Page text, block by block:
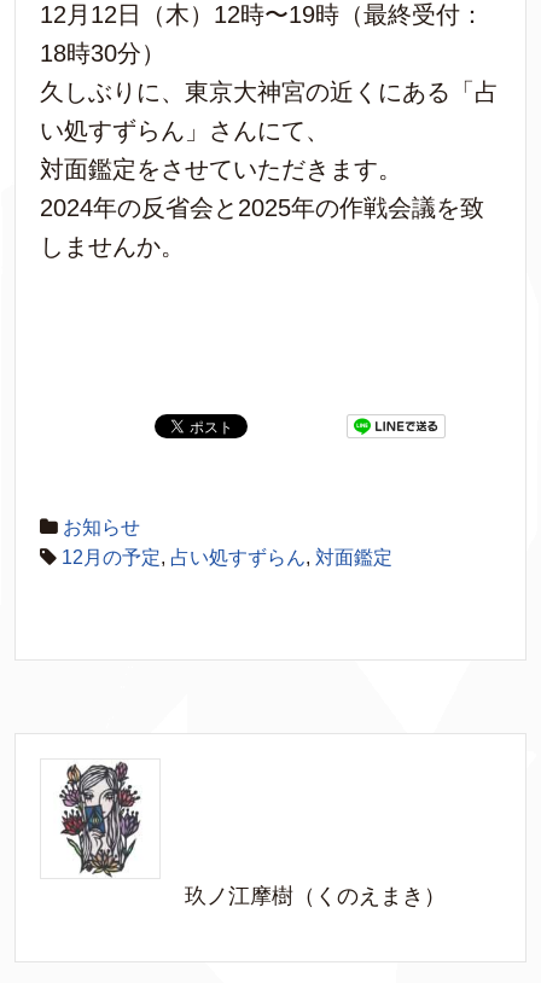
12月12日（木）12時〜19時（最終受付：
18時30分）
久しぶりに、東京大神宮の近くにある「占
い処すずらん」さんにて、
対面鑑定をさせていただきます。
2024年の反省会と2025年の作戦会議を致
しませんか。
お知らせ
12月の予定, 占い処すずらん, 対面鑑定
玖ノ江摩樹（くのえまき）